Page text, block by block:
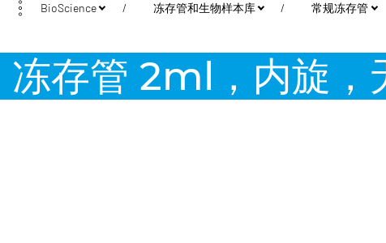
BioScience 冻存管和生物样本库 常规冻存管
冻存管 2ml，内旋，